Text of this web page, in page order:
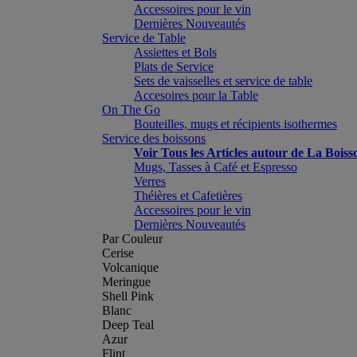
Accessoires pour le vin
Dernières Nouveautés
Service de Table
Assiettes et Bols
Plats de Service
Sets de vaisselles et service de table
Accesoires pour la Table
On The Go
Bouteilles, mugs et récipients isothermes
Service des boissons
Voir Tous les Articles autour de La
Mugs, Tasses à Café et Espresso
Verres
Théières et Cafetières
Accessoires pour le vin
Dernières Nouveautés
Par Couleur
Cerise
Volcanique
Meringue
Shell Pink
Blanc
Deep Teal
Azur
Flint